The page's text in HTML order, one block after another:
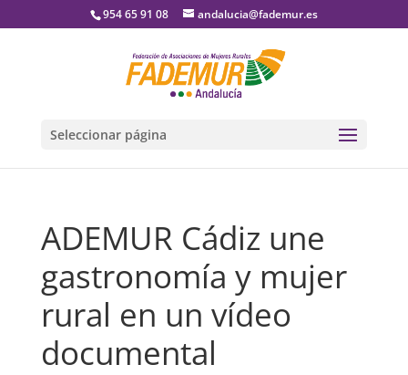
954 65 91 08 andalucia@fademur.es
Seleccionar página
ADEMUR Cádiz une
gastronomía y mujer
rural en un vídeo
documental